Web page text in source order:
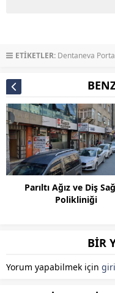
ETİKETLER: Dentaneva Porta
Parıltı Ağız ve Diş
Polikliniği
BİR
Yorum yapabilmek için